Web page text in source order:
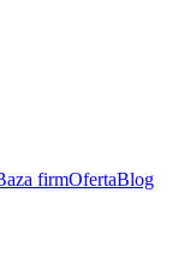
firmOfertaBlog